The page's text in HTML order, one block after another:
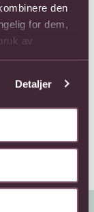
den
for dem,
av
Detaljer
2024
2023
oss en